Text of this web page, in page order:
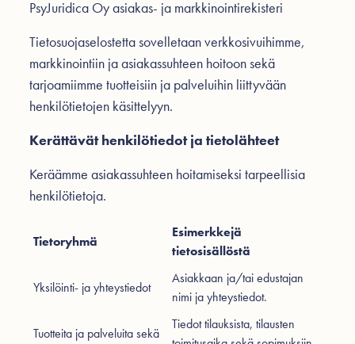
PsyJuridica Oyasiakas- ja markkinointirekisteri
Tietosuojaselostetta sovelletaan verkkosivuihimme,
markkinointiin ja asiakassuhteen hoitoon sekä
tarjoamiimme tuotteisiin ja palveluihin liittyvään
henkilötietojen käsittelyyn.
Kerättävät henkilötiedot ja tietolähteet
Keräämme asiakassuhteen hoitamiseksi tarpeellisia
henkilötietoja.
Tietoryhmä
Esimerkkejä
tietosisällöstä
Yksilöinti- ja yhteystiedot
Asiakkaan ja/tai edustajan
nimi ja yhteystiedot.
Tuotteita ja palveluita sekä
Tiedot tilauksista, tilausten